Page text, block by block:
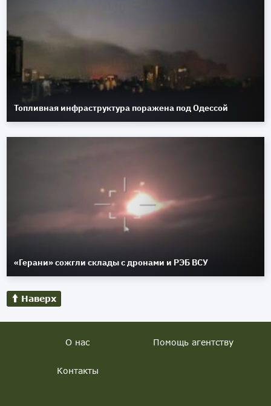
Топливная инфраструктура поражена под Одессой
«Герани» сожгли склады с дронами и РЭБ ВСУ
Наверх
О нас Помощь агентству
Контакты